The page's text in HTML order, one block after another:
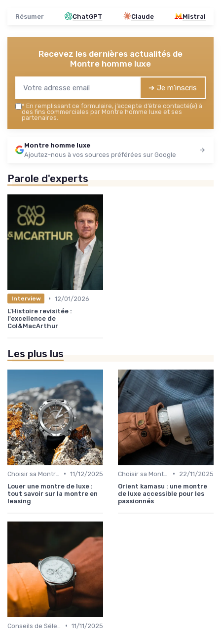
Résumer ChatGPT Claude Mistral
Recevez les dernières actualités de
Montre homme luxe
➔ Je m'inscris
* En remplissant ce formulaire, j’accepte d’être contacté(e) à
des fins commerciales par Montre homme luxe et ses
partenaires.
Montre homme luxe
Ajoutez-nous à vos sources préférées sur Google
Parole d'experts
Interview • 12/01/2026
L'Histoire revisitée :
l'excellence de
Col&MacArthur
Les plus lus
• 11/12/2025
Louer une montre de luxe :
tout savoir sur la montre en
leasing
•
22/11/2025
Orient kamasu : une montre
de luxe accessible pour les
passionnés
• 11/11/2025